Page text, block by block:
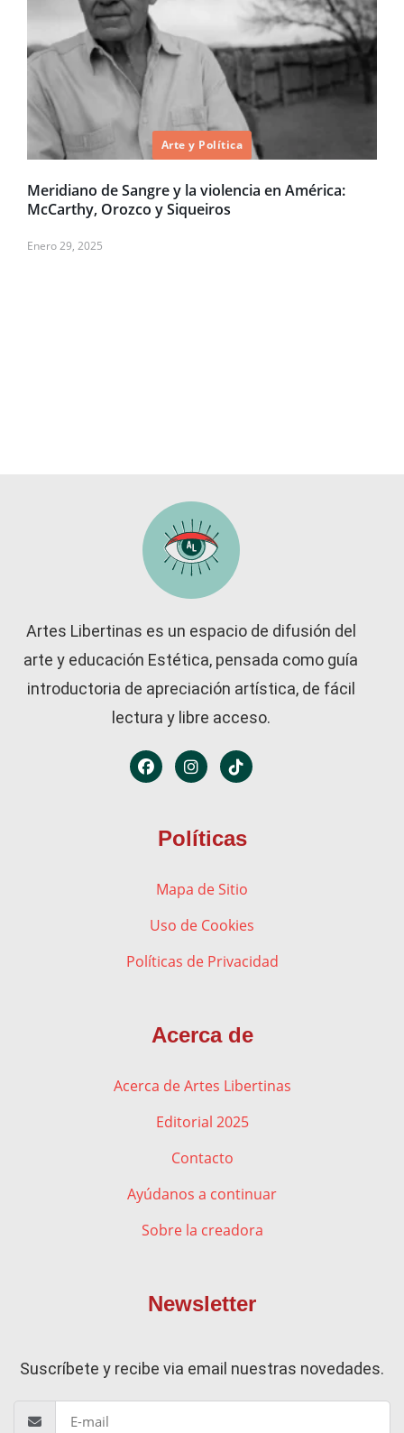
Arte y Política
Meridiano de Sangre y la violencia en América:
McCarthy, Orozco y Siqueiros
Enero 29, 2025
Artes Libertinas es un espacio de difusión del
arte y educación Estética, pensada como guía
introductoria de apreciación artística, de fácil
lectura y libre acceso.
Políticas
Mapa de Sitio
Uso de Cookies
Políticas de Privacidad
Acerca de
Acerca de Artes Libertinas
Editorial 2025
Contacto
Ayúdanos a continuar
Sobre la creadora
Newsletter
Suscríbete y recibe via email nuestras novedades.